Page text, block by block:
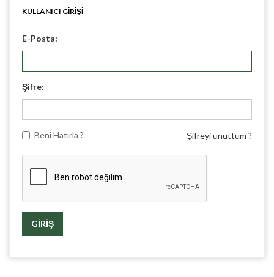
KULLANICI GIRIŞI
E-Posta:
Şifre:
Beni Hatırla ? Şifreyi unuttum ?